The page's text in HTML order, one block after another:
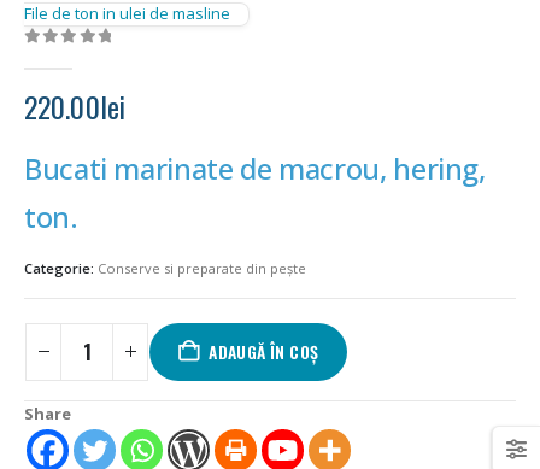
File de ton in ulei de masline
220.00lei
Bucati marinate de macrou, hering,
ton.
Categorie: Conserve si preparate din pește
ADAUGĂ ÎN COȘ
Share